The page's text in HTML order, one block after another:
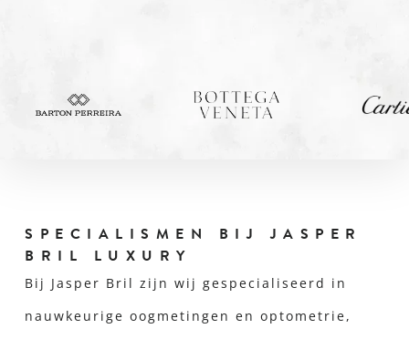
SPECIALISMEN BIJ JASPER
BRIL LUXURY
Bij Jasper Bril zijn wij gespecialiseerd in
nauwkeurige oogmetingen en optometrie,